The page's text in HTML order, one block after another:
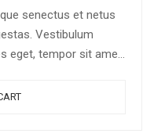
senectus et netus
Vestibulum
eget, tempor sit amet,